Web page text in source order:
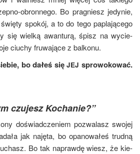
obron­ne­go. Bo pra­gniesz jedy­nie,
spo­kój, a to do tego papla­ją­ce­go
się wiel­ką awan­tu­rą, śpisz na wycie­
ciu­chy fru­wa­ją­ce z balkonu.
bo dałeś sięJEJ spro­wo­ko­wać.
czujesz Kochanie?”
doświad­cze­niem pozwa­lasz swo­jej
jak naję­ta, bo opa­no­wa­łeś trud­ną
Bo tak napraw­dę wiesz, że kie­